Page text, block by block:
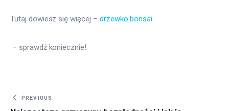
Tutaj dowiesz się więcej – drzewko bonsai
– sprawdź koniecznie!
Nawigacja wpisu
PREVIOUS